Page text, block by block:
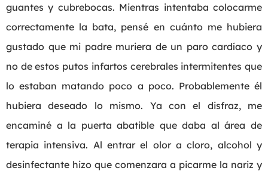
guantes y cubrebocas. Mientras intentaba colocarme
correctamente la bata, pensé en cuánto me hubiera
gustado que mi padre muriera de un paro cardíaco y
no de estos putos infartos cerebrales intermitentes que
lo estaban matando poco a poco. Probablemente él
hubiera deseado lo mismo. Ya con el disfraz, me
encaminé a la puerta abatible que daba al área de
terapia intensiva. Al entrar el olor a cloro, alcohol y
desinfectante hizo que comenzara a picarme la nariz y